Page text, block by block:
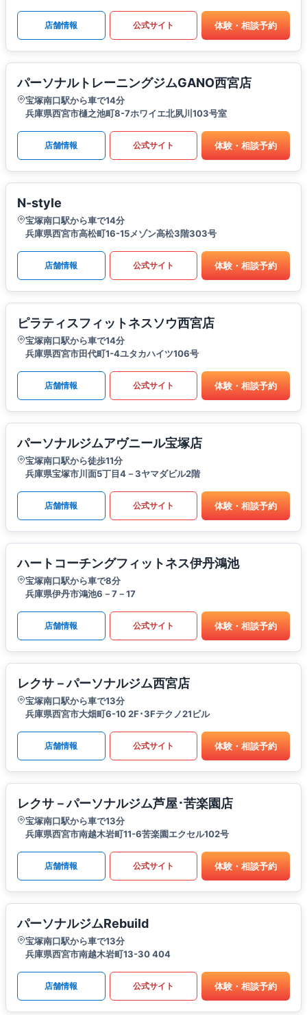
店舗情報 公式サイト 体験・相談予約
パーソナルトレーニングジムGANO西宮店
宝塚南口駅から車で14分
兵庫県西宮市樋之池町8-7ホワイエ北夙川103号室
店舗情報 公式サイト 体験・相談予約
N-style
宝塚南口駅から車で14分
兵庫県西宮市高松町16-15メゾン高松3階303号
店舗情報 公式サイト 体験・相談予約
ピラティスフィットネスソウ西宮店
宝塚南口駅から車で14分
兵庫県西宮市田代町1-4ユタカハイツ106号
店舗情報 公式サイト 体験・相談予約
パーソナルジムアヴニール宝塚店
宝塚南口駅から徒歩11分
兵庫県宝塚市川面5丁目4－3ヤマダビル2階
店舗情報 公式サイト 体験・相談予約
ハートコーチングフィットネス伊丹鴻池
宝塚南口駅から車で8分
兵庫県伊丹市鴻池6－7－17
店舗情報 公式サイト 体験・相談予約
レクサ－パーソナルジム西宮店
宝塚南口駅から車で13分
兵庫県西宮市大畑町6-10 2F･3Fテクノ21ビル
店舗情報 公式サイト 体験・相談予約
レクサ－パーソナルジム芦屋･苦楽園店
宝塚南口駅から車で13分
兵庫県西宮市南越木岩町11-6苦楽園エクセル102号
店舗情報 公式サイト 体験・相談予約
パーソナルジムRebuild
宝塚南口駅から車で13分
兵庫県西宮市南越木岩町13-30 404
店舗情報 公式サイト 体験・相談予約